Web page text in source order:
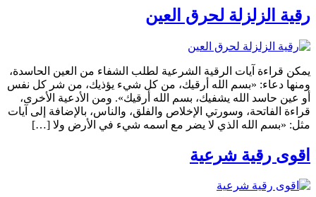
رقية الزلزلة لحرق العين
يمكن قراءة آيات الرقية الشرعية لطلب الشفاء من العين الحاسدة،
ومنها دعاء: «بسم الله أرقيك، من كل شيء يؤذيك، من شر كل نفس
أو عين حاسد الله يشفيك، بسم الله أرقيك». ومن الأدعية الأخرى،
قراءة الفاتحة، وسورتي الإخلاص والفلق، والناس، بالإضافة إلى آيات
مثل: «بسم الله الذي لا يضر مع اسمه شيء في الأرض ولا […]
اقوى رقية شرعية